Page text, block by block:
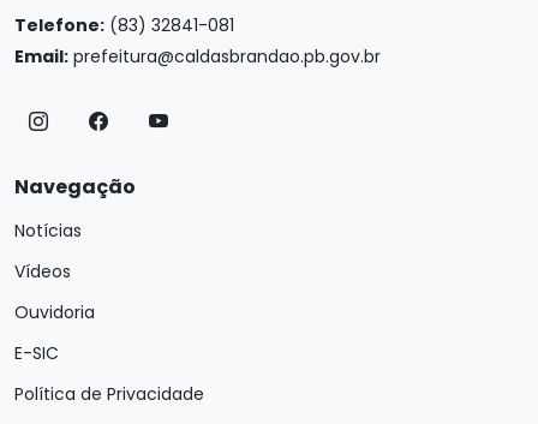
Telefone: (83) 32841-081
Email: prefeitura@caldasbrandao.pb.gov.br
Navegação
Notícias
Vídeos
Ouvidoria
E-SIC
Política de Privacidade